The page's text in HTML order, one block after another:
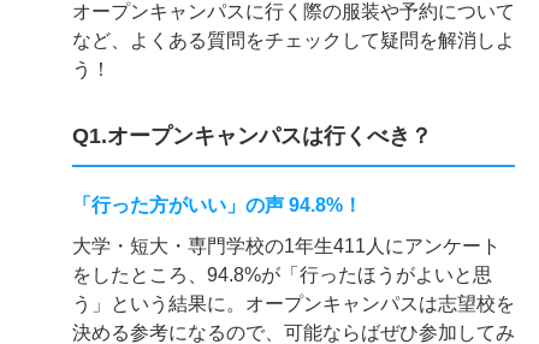
オープンキャンパスに行く際の服装や予約について
など、よくある質問をチェックして疑問を解消しよ
う！
Q1.オープンキャンパスは行くべき？
「行った方がいい」の声 94.8%！
大学・短大・専門学校の1年生411人にアンケート
をしたところ、94.8%が「行ったほうがよいと思
う」という結果に。オープンキャンパスは志望校を
決める参考になるので、可能ならばぜひ参加してみ